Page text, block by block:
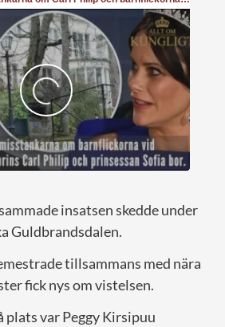
insatsen skedde under
Guldbrandsdalen.
tillsammans med nära
fick nys om vistelsen.
plats var Peggy Kirsipuu